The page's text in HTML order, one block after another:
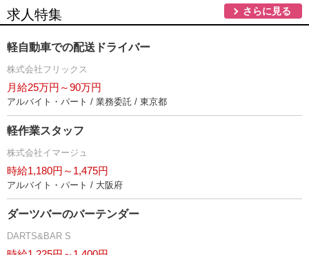
求人特集 さらに見る
軽自動車での配送ドライバー
株式会社フリックス
月給25万円～90万円
アルバイト・パート / 業務委託 / 東京都
軽作業スタッフ
株式会社イマージュ
時給1,180円～1,475円
アルバイト・パート / 大阪府
ダーツバーのバーテンダー
DARTS&BAR S